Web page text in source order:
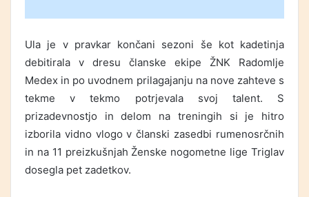
Ula je v pravkar končani sezoni še kot kadetinja
debitirala v dresu članske ekipe ŽNK Radomlje
Medex in po uvodnem prilagajanju na nove zahteve s
tekme v tekmo potrjevala svoj talent. S
prizadevnostjo in delom na treningih si je hitro
izborila vidno vlogo v članski zasedbi rumenosrčnih
in na 11 preizkušnjah Ženske nogometne lige Triglav
dosegla pet zadetkov.